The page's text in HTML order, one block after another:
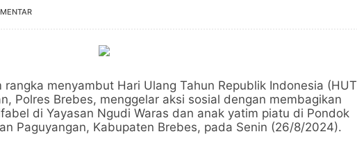
rangka menyambut Hari Ulang Tahun Republik Indonesia (HUT
Polres Brebes, menggelar aksi sosial dengan membagikan
di Yayasan Ngudi Waras dan anak yatim piatu di Pondok
Paguyangan, Kabupaten Brebes, pada Senin (26/8/2024).